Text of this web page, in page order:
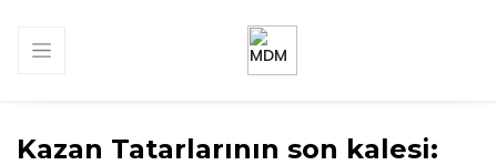
Kazan Tatarlarının son kalesi: